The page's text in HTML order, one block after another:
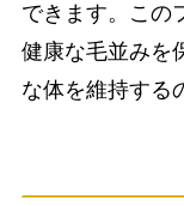
できます。この
健康な毛並みを
な体を維持する